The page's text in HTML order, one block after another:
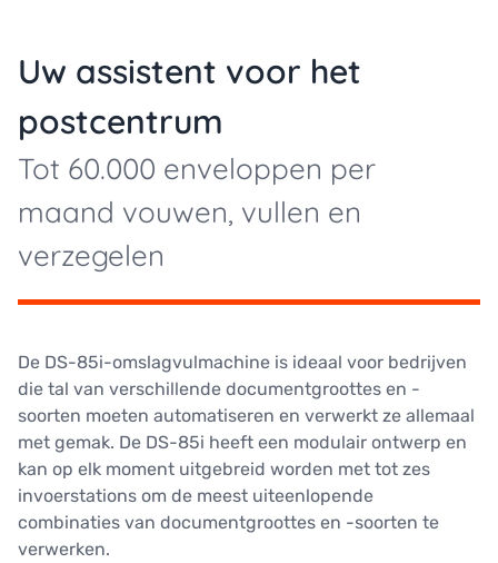
Uw assistent voor het
postcentrum
Tot 60.000 enveloppen per
maand vouwen, vullen en
verzegelen
De DS-85i-omslagvulmachine is ideaal voor bedrijven
die tal van verschillende documentgroottes en -
soorten moeten automatiseren en verwerkt ze allemaal
met gemak. De DS-85i heeft een modulair ontwerp en
kan op elk moment uitgebreid worden met tot zes
invoerstations om de meest uiteenlopende
combinaties van documentgroottes en -soorten te
verwerken.